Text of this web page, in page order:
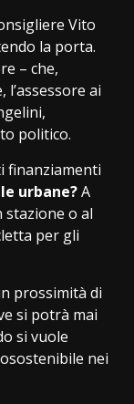
Vito
la porta.
– che,
ai
politico.
finanziamenti
urbane?A
stazione o al
per gli
prossimità di
si potrà mai
si vuole
nei